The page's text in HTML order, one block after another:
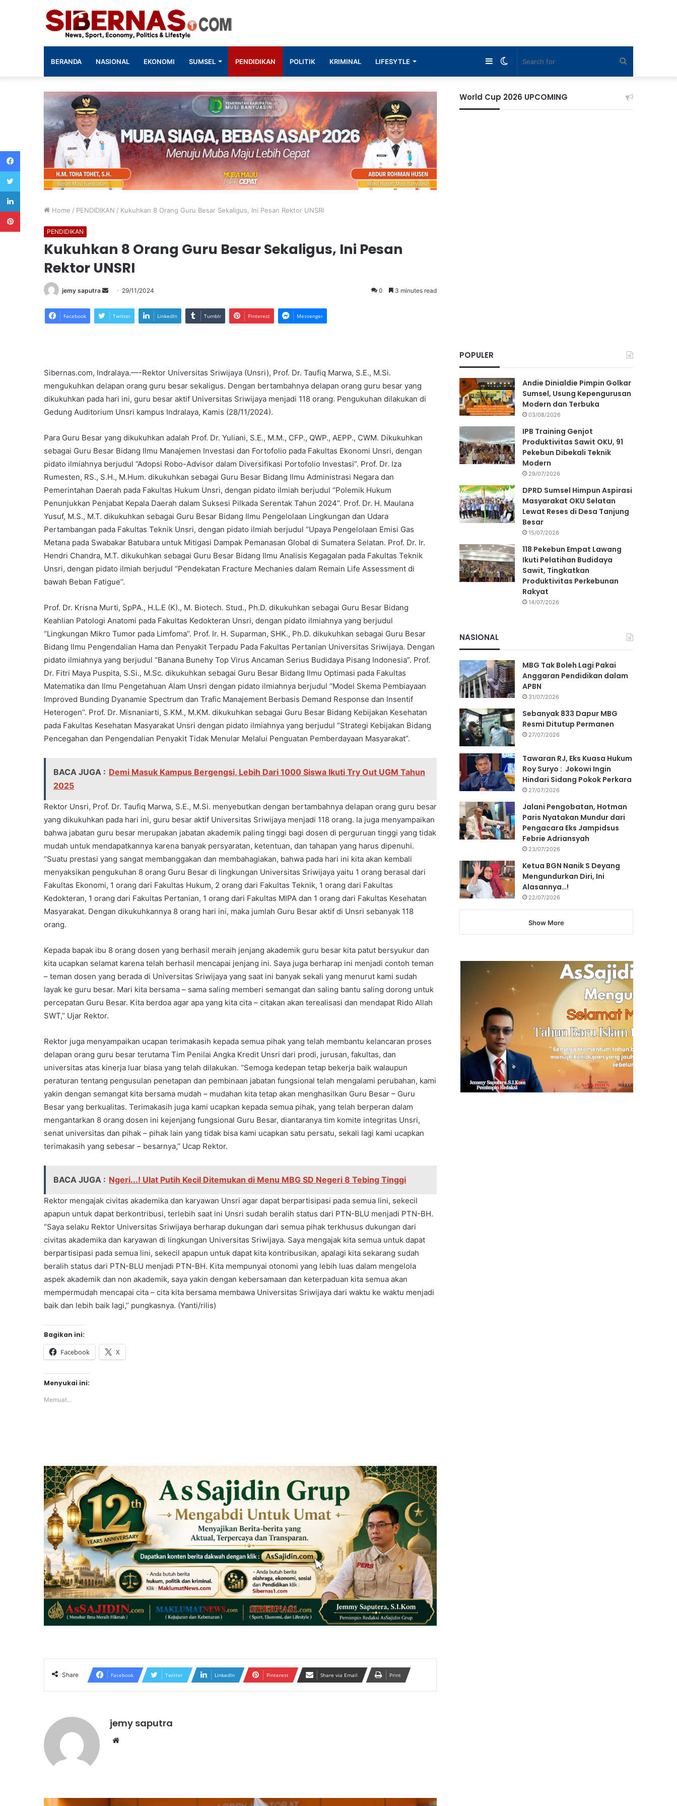
BERANDA NASIONAL EKONOMI SUMSEL PENDIDIKAN POLITIK KRIMINAL LIFESYTLE Switch
skin
Sidebar
Home / PENDIDIKAN / Kukuhkan 8 Orang Guru Besar Sekaligus, Ini Pesan Rektor UNSRI
PENDIDIKAN
Kukuhkan 8 Orang Guru Besar Sekaligus, Ini Pesan
Rektor UNSRI
jemy saputra
Send
email
29/11/2024 0 3 minutes read
Facebook Twitter LinkedIn Tumblr Pinterest Messenger
Sibernas.com, Indralaya.—-Rektor Universitas Sriwijaya (Unsri), Prof. Dr. Taufiq Marwa, S.E., M.Si.
mengukuhkan delapan orang guru besar sekaligus. Dengan bertambahnya delapan orang guru besar yang
dikukuhkan pada hari ini, guru besar aktif Universitas Sriwijaya menjadi 118 orang. Pengukuhan dilakukan di
Gedung Auditorium Unsri kampus Indralaya, Kamis (28/11/2024).
Para Guru Besar yang dikukuhkan adalah Prof. Dr. Yuliani, S.E., M.M., CFP., QWP., AEPP., CWM. Dikukuhkan
sebagai Guru Besar Bidang Ilmu Manajemen Investasi dan Fortofolio pada Fakultas Ekonomi Unsri, dengan
pidato ilmiahnya berjudul ‘’Adopsi Robo-Advisor dalam Diversifikasi Portofolio Investasi’’. Prof. Dr. Iza
Rumesten, RS., S.H., M.Hum. dikukuhkan sebagai Guru Besar Bidang Ilmu Administrasi Negara dan
Pemerintahan Daerah pada Fakultas Hukum Unsri, dengan pidato ilmiah berjudul ‘’Polemik Hukum
Penunjukkan Penjabat Kepala Daerah dalam Suksesi Pilkada Serentak Tahun 2024’’. Prof. Dr. H. Maulana
Yusuf, M.S., M.T. dikukuhkan sebagai Guru Besar Bidang Ilmu Pengelolaan Lingkungan dan Udara
Pertambangan pada Fakultas Teknik Unsri, dengan pidato ilmiah berjudul ‘’Upaya Pengelolaan Emisi Gas
Metana pada Swabakar Batubara untuk Mitigasi Dampak Pemanasan Global di Sumatera Selatan. Prof. Dr. Ir.
Hendri Chandra, M.T. dikukuhkan sebagai Guru Besar Bidang Ilmu Analisis Kegagalan pada Fakultas Teknik
Unsri, dengan pidato ilmiah berjudul ‘’Pendekatan Fracture Mechanies dalam Remain Life Assessment di
bawah Beban Fatigue’’.
Prof. Dr. Krisna Murti, SpPA., H.L.E (K)., M. Biotech. Stud., Ph.D. dikukuhkan sebagai Guru Besar Bidang
Keahlian Patologi Anatomi pada Fakultas Kedokteran Unsri, dengan pidato ilmiahnya yang berjudul
‘’Lingkungan Mikro Tumor pada Limfoma’’. Prof. Ir. H. Suparman, SHK., Ph.D. dikukuhkan sebagai Guru Besar
Bidang Ilmu Pengendalian Hama dan Penyakit Terpadu Pada Fakultas Pertanian Universitas Sriwijaya. Dengan
pidato ilmiahnya yang berjudul “Banana Bunehy Top Virus Ancaman Serius Budidaya Pisang Indonesia”. Prof.
Dr. Fitri Maya Puspita, S.Si., M.Sc. dikukuhkan sebagai Guru Besar Bidang Ilmu Optimasi pada Fakultas
Matematika dan Ilmu Pengetahuan Alam Unsri dengan pidato ilmiahnya berjudul ‘’Model Skema Pembiayaan
Improved Bunding Dyanamie Spectrum dan Trafic Manajement Berbasis Demand Response dan Insentif
Heterogen’’. Prof. Dr. Misnaniarti, S.KM., M.KM. dikukuhkan sebagai Guru Besar Bidang Kebijakan Kesehatan
pada Fakultas Kesehatan Masyarakat Unsri dengan pidato ilmiahnya yang berjudul “Strategi Kebijakan Bidang
Pencegahan dan Pengendalian Penyakit Tidak Menular Melalui Penguatan Pemberdayaan Masyarakat”.
BACA JUGA : Demi Masuk Kampus Bergengsi, Lebih Dari 1000 Siswa Ikuti Try Out UGM Tahun
2025
Rektor Unsri, Prof. Dr. Taufiq Marwa, S.E., M.Si. menyebutkan dengan bertambahnya delapan orang guru besar
yang dikukuhkan pada hari ini, guru besar aktif Universitas Sriwijaya menjadi 118 orang. Ia juga menyampaikan
bahwa jabatan guru besar merupakan jabatan akademik paling tinggi bagi dosen di perguruan tinggi yang tidak
mudah untuk mendapatkannya karena banyak persyaratan, ketentuan, dan tahapan yang harus dipenuhi.
‘’Suatu prestasi yang sangat membanggakan dan membahagiakan, bahwa pada hari ini kita akan kembali
menyaksikan pengukuhan 8 orang Guru Besar di lingkungan Universitas Sriwijaya yaitu 1 orang berasal dari
Fakultas Ekonomi, 1 orang dari Fakultas Hukum, 2 orang dari Fakultas Teknik, 1 orang dari Fakultas
Kedokteran, 1 orang dari Fakultas Pertanian, 1 orang dari Fakultas MIPA dan 1 orang dari Fakultas Kesehatan
Masyarakat. Dengan dikukuhkannya 8 orang hari ini, maka jumlah Guru Besar aktif di Unsri sebanyak 118
orang.
Kepada bapak ibu 8 orang dosen yang berhasil meraih jenjang akademik guru besar kita patut bersyukur dan
kita ucapkan selamat karena telah berhasil mencapai jenjang ini. Saya juga berharap ini menjadi contoh teman
– teman dosen yang berada di Universitas Sriwijaya yang saat ini banyak sekali yang menurut kami sudah
layak ke guru besar. Mari kita bersama – sama saling memberi semangat dan saling bantu saling dorong untuk
percepatan Guru Besar. Kita berdoa agar apa yang kita cita – citakan akan terealisasi dan mendapat Rido Allah
SWT,’’ Ujar Rektor.
Rektor juga menyampaikan ucapan terimakasih kepada semua pihak yang telah membantu kelancaran proses
delapan orang guru besar terutama Tim Penilai Angka Kredit Unsri dari prodi, jurusan, fakultas, dan
universitas atas kinerja luar biasa yang telah dilakukan. ‘’Semoga kedepan tetap bekerja baik walaupun
peraturan tentang pengusulan penetapan dan pembinaan jabatan fungsional telah mengalami perubahan, kami
yakin dengan semangat kita bersama mudah – mudahan kita tetap akan menghasilkan Guru Besar – Guru
Besar yang berkualitas. Terimakasih juga kami ucapkan kepada semua pihak, yang telah berperan dalam
mengantarkan 8 orang dosen ini kejenjang fungsional Guru Besar, diantaranya tim komite integritas Unsri,
senat universitas dan pihak – pihak lain yang tidak bisa kami ucapkan satu persatu, sekali lagi kami ucapkan
terimakasih yang sebesar – besarnya,’’ Ucap Rektor.
BACA JUGA : Ngeri...! Ulat Putih Kecil Ditemukan di Menu MBG SD Negeri 8 Tebing Tinggi
Rektor mengajak civitas akademika dan karyawan Unsri agar dapat berpartisipasi pada semua lini, sekecil
apapun untuk dapat berkontribusi, terlebih saat ini Unsri sudah beralih status dari PTN-BLU menjadi PTN-BH.
‘’Saya selaku Rektor Universitas Sriwijaya berharap dukungan dari semua pihak terkhusus dukungan dari
civitas akademika dan karyawan di lingkungan Universitas Sriwijaya. Saya mengajak kita semua untuk dapat
berpartisipasi pada semua lini, sekecil apapun untuk dapat kita kontribusikan, apalagi kita sekarang sudah
beralih status dari PTN-BLU menjadi PTN-BH. Kita mempunyai otonomi yang lebih luas dalam mengelola
aspek akademik dan non akademik, saya yakin dengan kebersamaan dan keterpaduan kita semua akan
mempermudah mencapai cita – cita kita bersama membawa Universitas Sriwijaya dari waktu ke waktu menjadi
baik dan lebih baik lagi,’’ pungkasnya. (Yanti/rilis)
Bagikan ini:
Facebook X
Menyukai ini:
Memuat...
Share Facebook Twitter LinkedIn Pinterest Share via Email Print
jemy saputra
Website
World Cup 2026 UPCOMING
POPULER
Andie Dinialdie Pimpin Golkar
Sumsel, Usung Kepengurusan
Modern dan Terbuka
03/08/2026
IPB Training Genjot
Produktivitas Sawit OKU, 91
Pekebun Dibekali Teknik
Modern
29/07/2026
DPRD Sumsel Himpun Aspirasi
Masyarakat OKU Selatan
Lewat Reses di Desa Tanjung
Besar
15/07/2026
118 Pekebun Empat Lawang
Ikuti Pelatihan Budidaya
Sawit, Tingkatkan
Produktivitas Perkebunan
Rakyat
14/07/2026
NASIONAL
MBG Tak Boleh Lagi Pakai
Anggaran Pendidikan dalam
APBN
31/07/2026
Sebanyak 833 Dapur MBG
Resmi Ditutup Permanen
27/07/2026
Tawaran RJ, Eks Kuasa Hukum
Roy Suryo : Jokowi Ingin
Hindari Sidang Pokok Perkara
27/07/2026
Jalani Pengobatan, Hotman
Paris Nyatakan Mundur dari
Pengacara Eks Jampidsus
Febrie Adriansyah
23/07/2026
Ketua BGN Nanik S Deyang
Mengundurkan Diri, Ini
Alasannya…!
22/07/2026
Show More
Facebook
Twitter
LinkedIn
Pinterest